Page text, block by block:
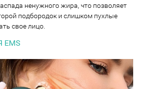
ненужного жира, что позволяет
подбородок и слишком пухлые
свое лицо.